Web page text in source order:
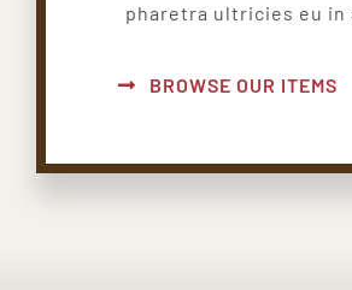
pharetra ultricies eu in
BROWSE OUR ITEMS